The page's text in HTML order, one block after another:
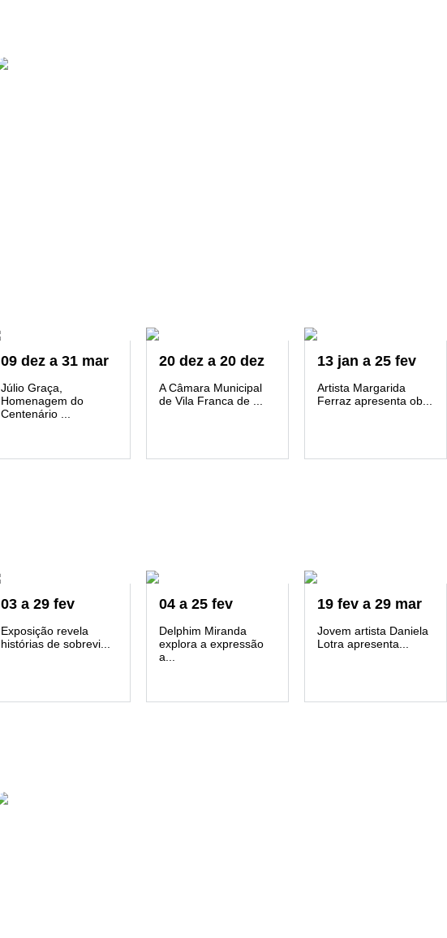
09 dez a 31 mar
Júlio Graça,
Homenagem do
Centenário ...
20 dez a 20 dez
A Câmara Municipal
de Vila Franca de ...
13 jan a 25 fev
Artista Margarida
Ferraz apresenta ob...
03 a 29 fev
Exposição revela
histórias de sobrevi...
04 a 25 fev
Delphim Miranda
explora a expressão
a...
19 fev a 29 mar
Jovem artista Daniela
Lotra apresenta...